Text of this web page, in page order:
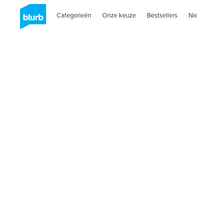
Categorieën Onze keuze Bestsellers